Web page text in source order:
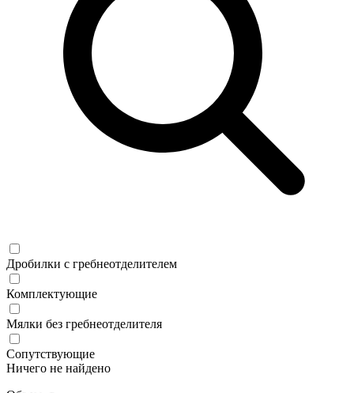
Дробилки с гребнеотделителем
Комплектующие
Мялки без гребнеотделителя
Сопутствующие
Ничего не найдено